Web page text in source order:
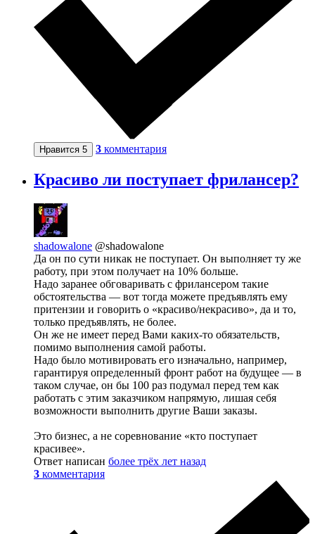
Нравится 5 3 комментария
Красиво ли поступает фрилансер?
shadowalone @shadowalone
Да он по сути никак не поступает. Он выполняет ту же
работу, при этом получает на 10% больше.
Надо заранее обговаривать с фрилансером такие
обстоятельства — вот тогда можете предъявлять ему
притензии и говорить о «красиво/некрасиво», да и то,
только предъявлять, не более.
Он же не имеет перед Вами каких-то обязательств,
помимо выполнения самой работы.
Надо было мотивировать его изначально, например,
гарантируя определенный фронт работ на будущее — в
таком случае, он бы 100 раз подумал перед тем как
работать с этим заказчиком напрямую, лишая себя
возможности выполнить другие Ваши заказы.
Это бизнес, а не соревнование «кто поступает
красивее».
Ответ написан более трёх лет назад
3 комментария